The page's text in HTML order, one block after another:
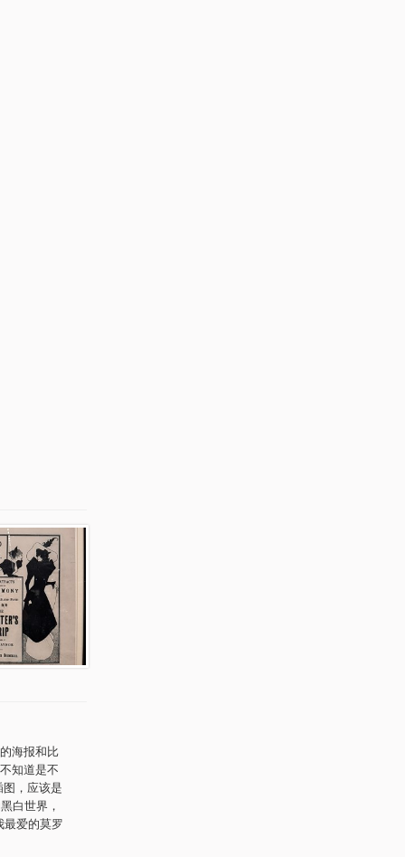
海报和比
知道是不
，应该是
白世界，
爱的莫罗